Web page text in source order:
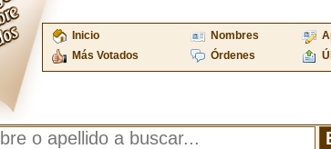
Inicio Nombres
Más Votados
Órdenes